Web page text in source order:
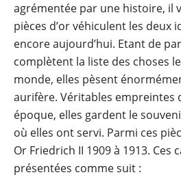
agrémentée par une histoire, il
pièces d’or véhiculent les deux
encore aujourd’hui. Etant de
complètent la liste des choses
monde, elles pèsent
aurifère. Véritables empreintes
époque, elles gardent le
où elles ont servi. Parmi ces
Or Friedrich II 1909 à 1913.
présentées comme suit :